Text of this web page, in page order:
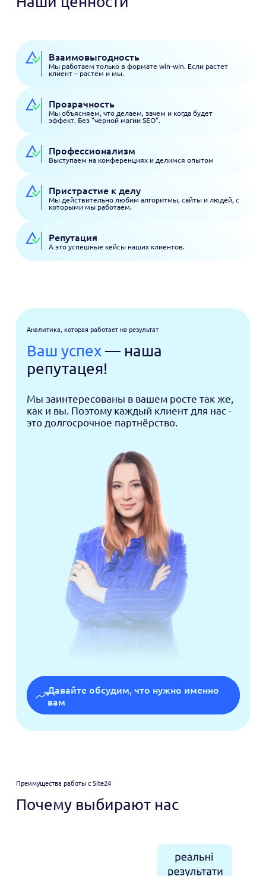
Взаимовыгодность
Мы работаем только в формате win-win. Если растет
клиент – растем и мы.
Прозрачность
Мы объясняем, что делаем, зачем и когда будет
эффект. Без "черной магии SEO".
Профессионализм
Выступаем на конференциях и делимся опытом
Пристрастие к делу
Мы действительно любим алгоритмы, сайты и людей, с
которыми мы работаем.
Репутация
А это успешные кейсы наших клиентов.
Аналитика, которая работает на результат
Ваш успех — наша
репутацея!
Мы заинтересованы в вашем росте так же,
как и вы. Поэтому каждый клиент для нас -
это долгосрочное партнёрство.
Давайте обсудим, что нужно именно
вам
Преимущества работы с Site24
Почему выбирают нас